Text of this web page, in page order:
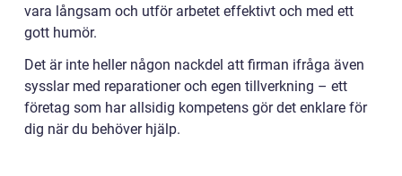
vara långsam och utför arbetet effektivt och med ett
gott humör.
Det är inte heller någon nackdel att firman ifråga även
sysslar med reparationer och egen tillverkning – ett
företag som har allsidig kompetens gör det enklare för
dig när du behöver hjälp.